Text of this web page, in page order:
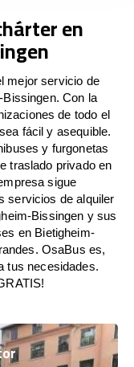
en
mejor servicio de
Con la
de todo el
fácil y asequible.
y furgonetas
traslado privado en
sigue
servicios de alquiler
Bissingen y sus
en Bietigheim-
OsaBus es,
tus necesidades.